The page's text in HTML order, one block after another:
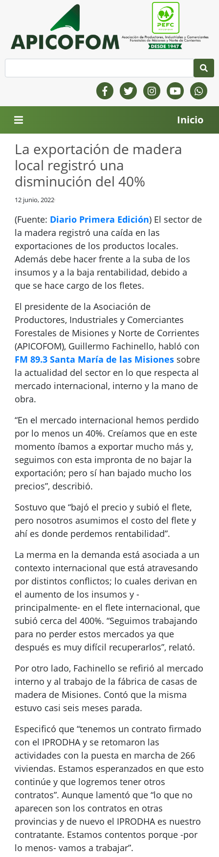
Inicio
La exportación de madera
local registró una
disminución del 40%
12 junio, 2022
(Fuente: Diario Primera Edición) El sector de
la madera registró una caída en las
exportaciones de los productos locales.
Además debe hacer frente a la suba de los
insumos y a la baja rentabilidad, debido a
que se hace cargo de los fletes.
El presidente de la Asociación de
Productores, Industriales y Comerciantes
Forestales de Misiones y Norte de Corrientes
(APICOFOM), Guillermo Fachinello, habló con
FM 89.3 Santa María de las Misiones sobre
la actualidad del sector en lo que respecta al
mercado internacional, interno y la mano de
obra.
“En el mercado internacional hemos perdido
por lo menos un 40%. Creíamos que en este
momento íbamos a exportar mucho más y,
seguimos con esta impronta de no bajar la
exportación; pero sí han bajado mucho los
precios”, describió.
Sostuvo que “bajó el precio y subió el flete,
pero nosotros asumimos el costo del flete y
ahí es donde perdemos rentabilidad”.
La merma en la demanda está asociada a un
contexto internacional que está atravesando
por distintos conflictos; lo cuales derivan en
el aumento de los insumos y -
principalmente- en el flete internacional, que
subió cerca del 400%. “Seguimos trabajando
para no perder estos mercados ya que
después es muy difícil recuperarlos”, relató.
Por otro lado, Fachinello se refirió al mercado
interno y al trabajo de la fábrica de casas de
madera de Misiones. Contó que la misma
estuvo casi seis meses parada.
Especificó que “tenemos un contrato firmado
con el IPRODHA y se retomaron las
actividades con la puesta en marcha de 266
viviendas. Estamos esperanzados en que esto
continúe y que logremos tener otros
contratos”. Aunque lamentó que “lo que no
aparecen son los contratos en otras
provincias y de nuevo el IPRODHA es nuestro
contratante. Estamos contentos porque -por
lo menos- vamos a trabajar”.